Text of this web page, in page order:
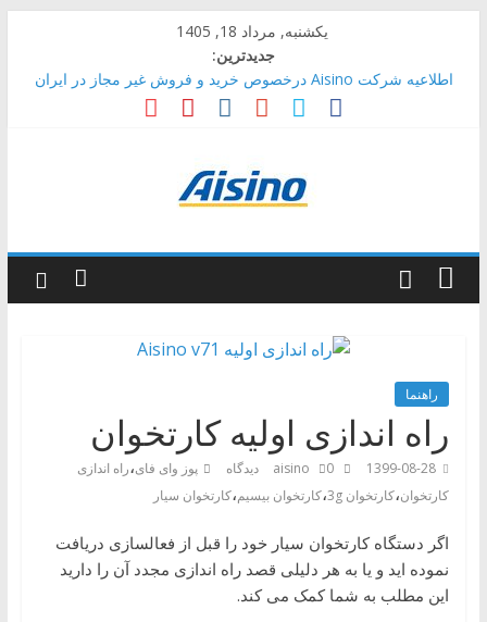
content
یکشنبه, مرداد 18, 1405
جدیدترین:
اطلاعیه شرکت Aisino درخصوص خرید و فروش غیر مجاز در ایران
آموزش دریافت کد مالیاتی
نحوه تغییر ارتباط کارتخوان از سیم کارت به WiFi
کارتخوان
بیسیم
Aisino
فروش
پشتیبانی
کارتخوان
Aisino
راهنما
راه اندازی اولیه کارتخوان
1399-08-28
aisino 0 دیدگاه پوز وای فای،راه اندازی
کارتخوان،کارتخوان 3g ،کارتخوان بیسیم،کارتخوان سیار
اگر دستگاه کارتخوان سیار خود را قبل از فعالسازی دریافت
نموده اید و یا به هر دلیلی قصد راه اندازی مجدد آن را دارید
این مطلب به شما کمک می کند.